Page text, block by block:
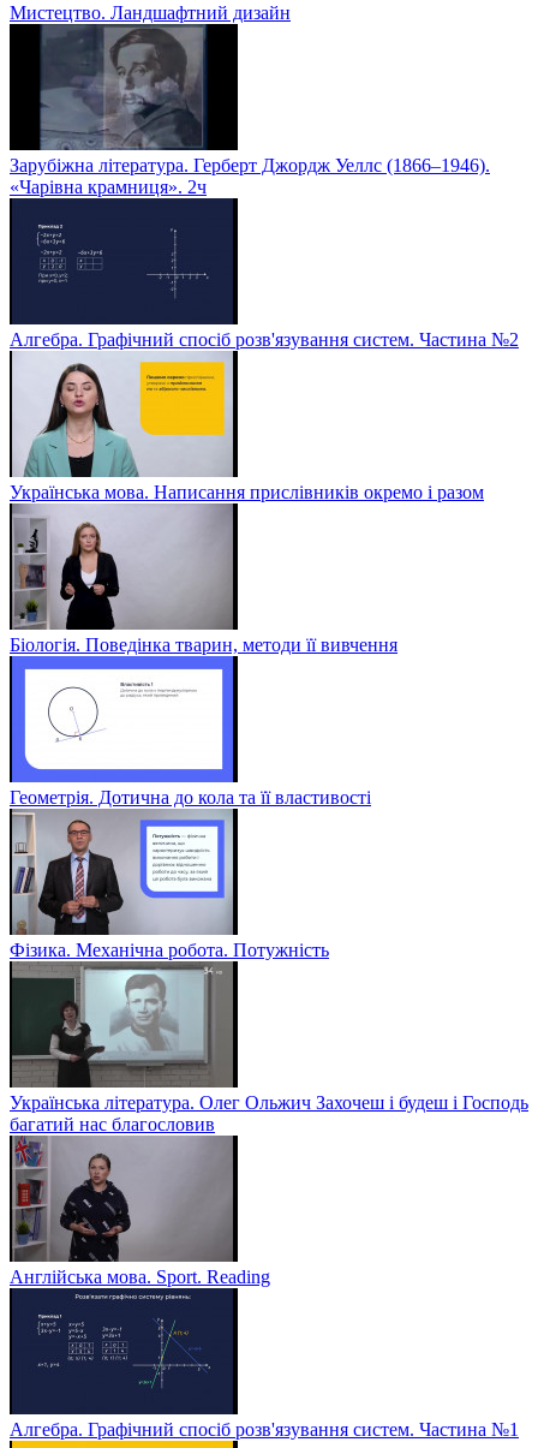
Мистецтво. Ландшафтний дизайн
Зарубіжна література. Герберт Джордж Уеллс (1866–1946).
«Чарівна крамниця». 2ч
Алгебра. Графічний спосіб розв'язування систем. Частина №2
Українська мова. Написання прислівників окремо і разом
Біологія. Поведінка тварин, методи її вивчення
Геометрія. Дотична до кола та її властивості
Фізика. Механічна робота. Потужність
Українська література. Олег Ольжич Захочеш і будеш і Господь
багатий нас благословив
Англійська мова. Sport. Reading
Алгебра. Графічний спосіб розв'язування систем. Частина №1